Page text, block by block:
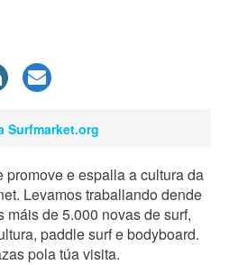
promove e espalla a cultura da
Levamos traballando dende
de 5.000 novas de surf,
paddle surf e bodyboard.
pola túa visita.